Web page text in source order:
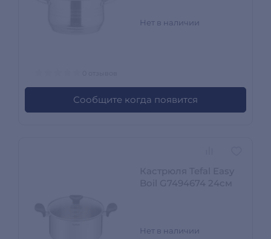
Нет в наличии
Сообщите когда появится
Нет в наличии